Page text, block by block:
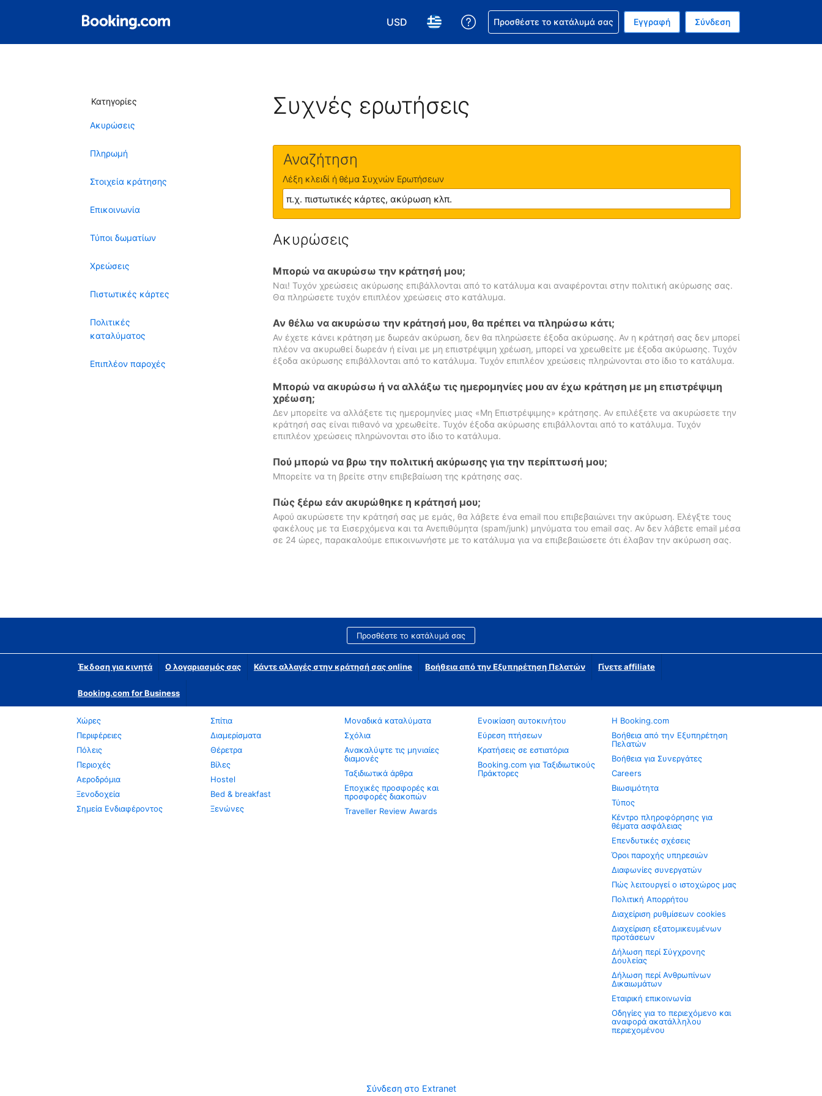
USD
Επιλέξτε το νόμισμά σας. Το τωρινό σας νόμισμα είναι Δολάριο Η.Π.Α.
Επιλέξτε τη γλώσσα σας. Η τωρινή σας γλώσσα είναι τα Ελληνικά
Βοήθεια για την κράτησή σας
Προσθέστε το κατάλυμά σας Εγγραφή Σύνδεση
Κατηγορίες
Ακυρώσεις
Πληρωμή
Στοιχεία κράτησης
Επικοινωνία
Τύποι δωματίων
Χρεώσεις
Πιστωτικές κάρτες
Πολιτικές
καταλύματος
Επιπλέον παροχές
Συχνές ερωτήσεις
Αναζήτηση
Λέξη κλειδί ή θέμα Συχνών Ερωτήσεων
Ακυρώσεις
Μπορώ να ακυρώσω την κράτησή μου;
Ναι! Τυχόν χρεώσεις ακύρωσης επιβάλλονται από το κατάλυμα και αναφέρονται στην πολιτική ακύρωσης σας.
Θα πληρώσετε τυχόν επιπλέον χρεώσεις στο κατάλυμα.
Αν θέλω να ακυρώσω την κράτησή μου, θα πρέπει να πληρώσω κάτι;
Αν έχετε κάνει κράτηση με δωρεάν ακύρωση, δεν θα πληρώσετε έξοδα ακύρωσης. Αν η κράτησή σας δεν μπορεί
πλέον να ακυρωθεί δωρεάν ή είναι με μη επιστρέψιμη χρέωση, μπορεί να χρεωθείτε με έξοδα ακύρωσης. Τυχόν
έξοδα ακύρωσης επιβάλλονται από το κατάλυμα. Τυχόν επιπλέον χρεώσεις πληρώνονται στο ίδιο το κατάλυμα.
Μπορώ να ακυρώσω ή να αλλάξω τις ημερομηνίες μου αν έχω κράτηση με μη επιστρέψιμη
χρέωση;
Δεν μπορείτε να αλλάξετε τις ημερομηνίες μιας «Μη Επιστρέψιμης» κράτησης. Αν επιλέξετε να ακυρώσετε την
κράτησή σας είναι πιθανό να χρεωθείτε. Τυχόν έξοδα ακύρωσης επιβάλλονται από το κατάλυμα. Τυχόν
επιπλέον χρεώσεις πληρώνονται στο ίδιο το κατάλυμα.
Πού μπορώ να βρω την πολιτική ακύρωσης για την περίπτωσή μου;
Μπορείτε να τη βρείτε στην επιβεβαίωση της κράτησης σας.
Πώς ξέρω εάν ακυρώθηκε η κράτησή μου;
Αφού ακυρώσετε την κράτησή σας με εμάς, θα λάβετε ένα email που επιβεβαιώνει την ακύρωση. Ελέγξτε τους
φακέλους με τα Εισερχόμενα και τα Ανεπιθύμητα (spam/junk) μηνύματα του email σας. Αν δεν λάβετε email μέσα
σε 24 ώρες, παρακαλούμε επικοινωνήστε με το κατάλυμα για να επιβεβαιώσετε ότι έλαβαν την ακύρωση σας.
Προσθέστε το κατάλυμά σας
Έκδοση για κινητά Ο λογαριασμός σας Κάντε αλλαγές στην κράτησή σας online Βοήθεια από την Εξυπηρέτηση Πελατών Γίνετε affiliate
Booking.com for Business
Χώρες
Περιφέρειες
Πόλεις
Περιοχές
Αεροδρόμια
Ξενοδοχεία
Σημεία Ενδιαφέροντος
Σπίτια
Διαμερίσματα
Θέρετρα
Βίλες
Hostel
Bed & breakfast
Ξενώνες
Μοναδικά καταλύματα
Σχόλια
Ανακαλύψτε τις μηνιαίες
διαμονές
Ταξιδιωτικά άρθρα
Εποχικές προσφορές και
προσφορές διακοπών
Traveller Review Awards
Ενοικίαση αυτοκινήτου
Εύρεση πτήσεων
Κρατήσεις σε εστιατόρια
Booking.com για Ταξιδιωτικούς
Πράκτορες
Η Booking.com
Βοήθεια από την Εξυπηρέτηση
Πελατών
Βοήθεια για Συνεργάτες
Careers
Βιωσιμότητα
Τύπος
Κέντρο πληροφόρησης για
θέματα ασφάλειας
Επενδυτικές σχέσεις
Όροι παροχής υπηρεσιών
Διαφωνίες συνεργατών
Πώς λειτουργεί ο ιστοχώρος μας
Πολιτική Απορρήτου
Διαχείριση ρυθμίσεων cookies
Διαχείριση εξατομικευμένων
προτάσεων
Δήλωση περί Σύγχρονης
Δουλείας
Δήλωση περί Ανθρωπίνων
Δικαιωμάτων
Εταιρική επικοινωνία
Οδηγίες για το περιεχόμενο και
αναφορά ακατάλληλου
περιεχομένου
Σύνδεση στο Extranet